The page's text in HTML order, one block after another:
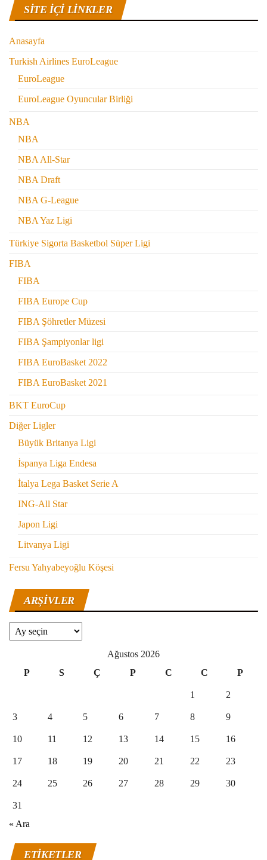
SITE IÇI LINKLER
Anasayfa
Turkish Airlines EuroLeague
EuroLeague
EuroLeague Oyuncular Birliği
NBA
NBA
NBA All-Star
NBA Draft
NBA G-League
NBA Yaz Ligi
Türkiye Sigorta Basketbol Süper Ligi
FIBA
FIBA
FIBA Europe Cup
FIBA Şöhretler Müzesi
FIBA Şampiyonlar ligi
FIBA EuroBasket 2022
FIBA EuroBasket 2021
BKT EuroCup
Diğer Ligler
Büyük Britanya Ligi
İspanya Liga Endesa
İtalya Lega Basket Serie A
ING-All Star
Japon Ligi
Litvanya Ligi
Fersu Yahyabeyoğlu Köşesi
ARŞIVLER
Arşivler
Ağustos 2026
P
S Ç P C C P
1 2
3 4 5 6 7 8 9
10 11 12 13 14 15 16
17 18 19 20 21 22 23
24 25 26 27 28 29 30
31
« Ara
ETIKETLER